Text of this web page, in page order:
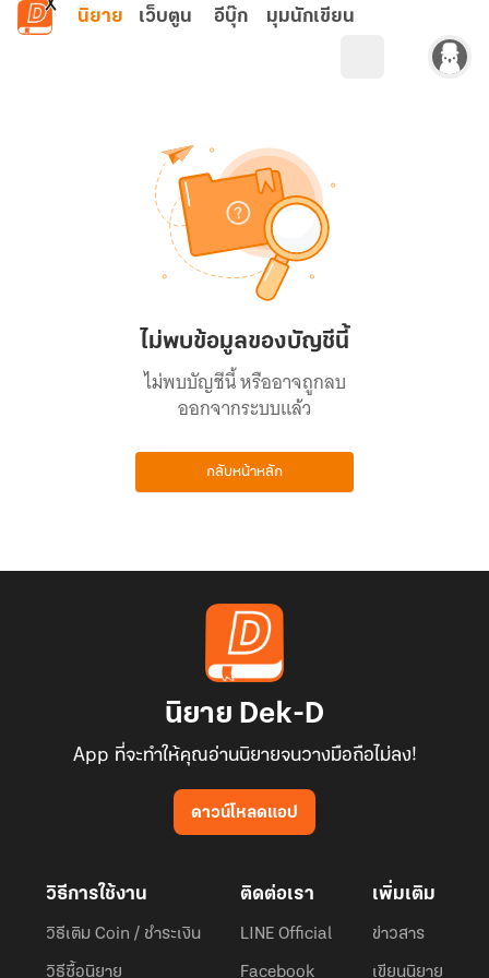
ข้ามไปยังเนื้อหาหลัก
นิยาย เว็บตูน อีบุ๊ก มุมนักเขียน
ไม่พบข้อมูลของบัญชีนี้
ไม่พบบัญชีนี้ หรืออาจถูกลบ
ออกจากระบบแล้ว
กลับหน้าหลัก
นิยาย Dek-D
App ที่จะทำให้คุณอ่านนิยายจนวางมือถือไม่ลง!
ดาวน์โหลดแอป
วิธีการใช้งาน
วิธีเติม Coin / ชำระเงิน
วิธีซื้อนิยาย
ติดต่อเรา
LINE Official
Facebook
เพิ่มเติม
ข่าวสาร
เขียนนิยาย